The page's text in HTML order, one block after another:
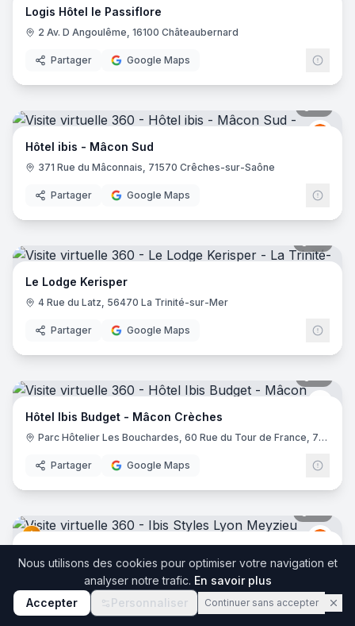
Logis Hôtel le Passiflore
2 Av. D Angoulême, 16100 Châteaubernard
Partager Google Maps
Ibis
Hôtel ibis - Mâcon Sud
371 Rue du Mâconnais, 71570 Crêches-sur-Saône
Partager Google Maps
Le Lodge Kerisper
4 Rue du Latz, 56470 La Trinité-sur-Mer
Partager Google Maps
Ibis
Hôtel Ibis Budget - Mâcon Crèches
Parc Hôtelier Les Bouchardes, 60 Rue du Tour de France, 71570 Chaintré
Partager Google Maps
Ibis
2 Bis Rue du 24 Avril 1915, 69330 Meyzieu
Partager Google Maps
Nous utilisons des cookies pour optimiser votre navigation et
analyser notre trafic. En savoir plus
Accepter
Personnaliser Continuer sans accepter